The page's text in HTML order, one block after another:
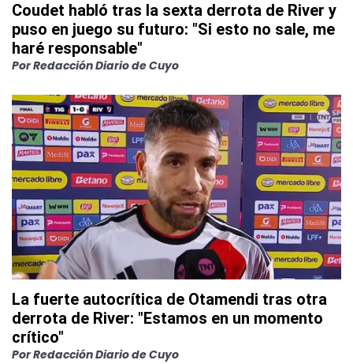
Coudet habló tras la sexta derrota de River y
puso en juego su futuro: "Si esto no sale, me
haré responsable"
PorRedacción Diario de Cuyo
La fuerte autocrítica de Otamendi tras otra
derrota de River: "Estamos en un momento
crítico"
PorRedacción Diario de Cuyo